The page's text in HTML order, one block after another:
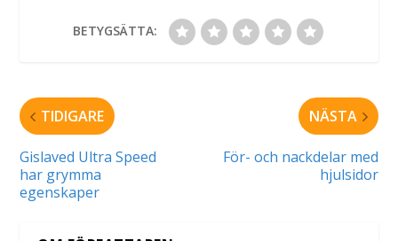
BETYGSÄTTA:
TIDIGARE
Gislaved Ultra Speed
har grymma
egenskaper
NÄSTA
För- och nackdelar med
hjulsidor